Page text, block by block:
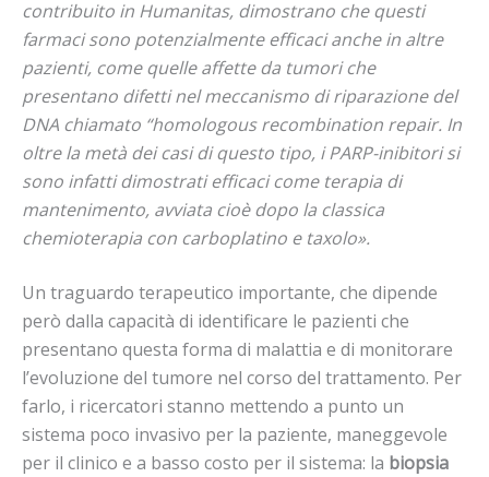
contribuito in Humanitas, dimostrano che questi
farmaci sono potenzialmente efficaci anche in altre
pazienti, come quelle affette da tumori che
presentano difetti nel meccanismo di riparazione del
DNA chiamato “homologous recombination repair. In
oltre la metà dei casi di questo tipo, i PARP-inibitori si
sono infatti dimostrati efficaci come terapia di
mantenimento, avviata cioè dopo la classica
chemioterapia con carboplatino e taxolo».
Un traguardo terapeutico importante, che dipende
però dalla capacità di identificare le pazienti che
presentano questa forma di malattia e di monitorare
l’evoluzione del tumore nel corso del trattamento. Per
farlo, i ricercatori stanno mettendo a punto un
sistema poco invasivo per la paziente, maneggevole
per il clinico e a basso costo per il sistema: la biopsia